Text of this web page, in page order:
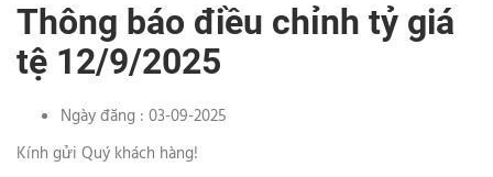
Thông báo điều chỉnh tỷ giá
tệ 12/9/2025
Ngày đăng : 03-09-2025
Kính gửi Quý khách hàng!